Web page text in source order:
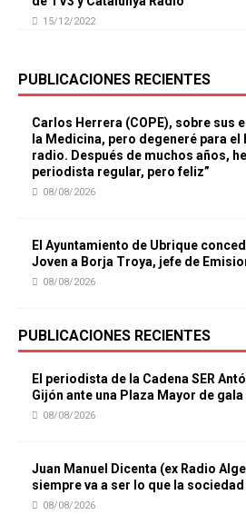
15/12/2022
PUBLICACIONES RECIENTES
Carlos Herrera (COPE), sobre sus
la Medicina, pero degeneré para
radio. Después de muchos años,
periodista regular, pero feliz”
08/08/2026
El Ayuntamiento de Ubrique
Joven a Borja Troya, jefe de
08/08/2026
PUBLICACIONES RECIENTES
El periodista de la Cadena SER
Gijón ante una Plaza Mayor de gala
08/08/2026
Juan Manuel Dicenta (ex Radio
siempre va a ser lo que la sociedad
08/08/2026